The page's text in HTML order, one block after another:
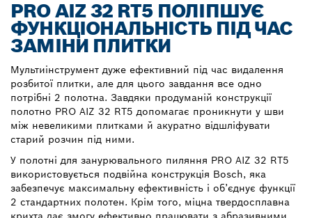
PRO AIZ 32 RT5 ПОЛІПШУЄ
ФУНКЦІОНАЛЬНІСТЬ ПІД ЧАС
ЗАМІНИ ПЛИТКИ
Мультиінструмент дуже ефективний під час видалення
розбитої плитки, але для цього завдання все одно
потрібні 2 полотна. Завдяки продуманій конструкції
полотно PRO AIZ 32 RT5 допомагає проникнути у шви
між невеликими плитками й акуратно відшліфувати
старий розчин під ними.
У полотні для занурювального пиляння PRO AIZ 32 RT5
використовується подвійна конструкція Bosch, яка
забезпечує максимальну ефективність і об’єднує функції
2 стандартних полотен. Крім того, міцна твердосплавна